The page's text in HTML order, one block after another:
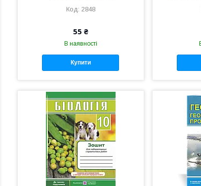
2848
55 ₴
В наявності
Купити